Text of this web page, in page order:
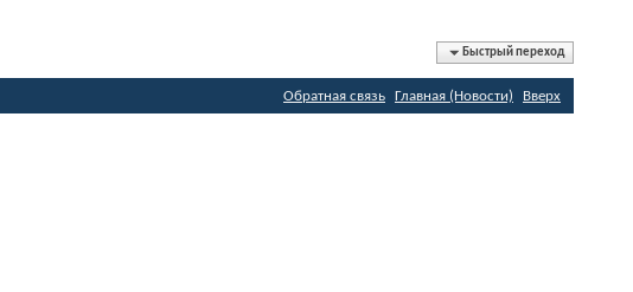
Быстрый переход
Обратная связь Главная (Новости) Вверх